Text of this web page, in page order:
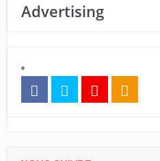
Advertising